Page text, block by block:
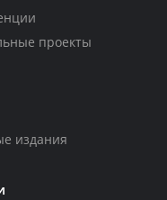
проекты
издания